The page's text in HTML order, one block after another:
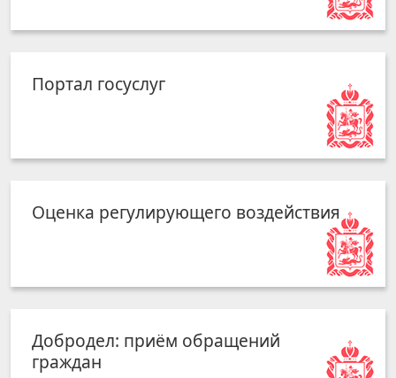
Портал госуслуг
Оценка регулирующего воздействия
Добродел: приём обращений
граждан